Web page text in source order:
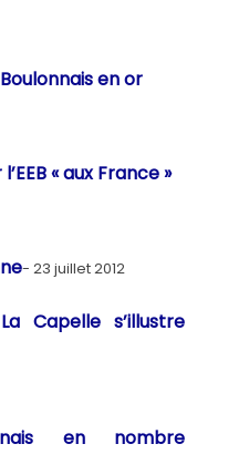
en or
« aux France »
23 juillet 2012
Capelle s’illustre
en nombre